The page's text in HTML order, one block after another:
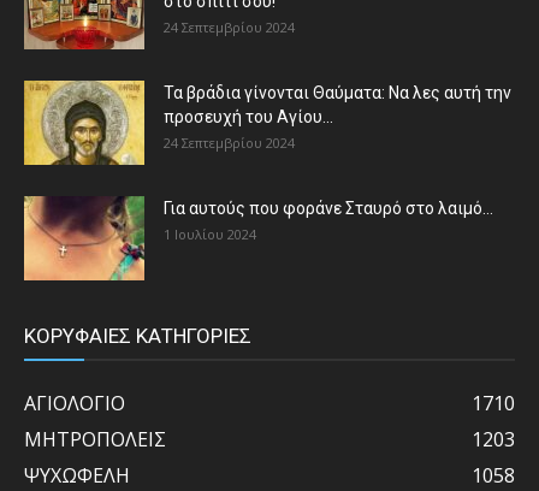
24 Σεπτεμβρίου 2024
Τα βράδια γίνονται Θαύματα: Να λες αυτή την
προσευχή του Αγίου...
24 Σεπτεμβρίου 2024
Για αυτούς που φοράνε Σταυρό στο λαιμό…
1 Ιουλίου 2024
ΚΟΡΥΦΑΙΕΣ ΚΑΤΗΓΟΡΙΕΣ
ΑΓΙΟΛΟΓΙΟ
1710
ΜΗΤΡΟΠΟΛΕΙΣ
1203
ΨΥΧΩΦΕΛΗ
1058